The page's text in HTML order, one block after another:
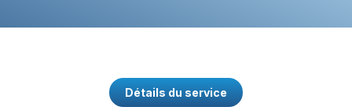
Détails du service